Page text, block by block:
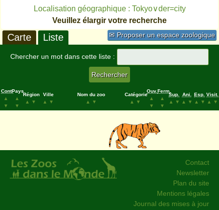
Localisation géographique : Tokyo∨der=city
Veuillez élargir votre recherche
✉ Proposer un espace zoologique
Carte Liste
Chercher un mot dans cette liste :
Cont.
▲
▼
Pays
▲
▼
Région
▲
▼
Ville
▲
▼
Nom du zoo
▲
▼
Catégorie
▲
▼
Ouv.
▲
▼
Ferm.
▲
▼
Sup.
▲
▼
Ani.
▲
▼
Esp.
▲
▼
Visit.
▲
▼
Contact
Newsletter
Plan du site
Mentions légales
Journal des mises à jour